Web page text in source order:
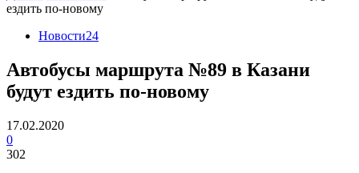
ездить по-новому
Новости24
Автобусы маршрута №89 в Казани
будут ездить по-новому
17.02.2020
0
302